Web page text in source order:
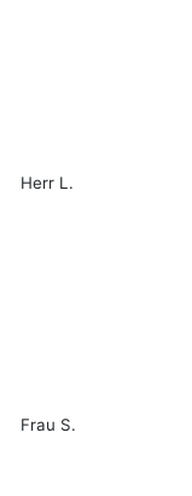
Herr L.
Frau S.